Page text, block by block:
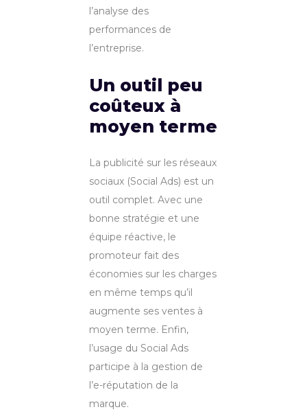
l’analyse des
performances de
l’entreprise.
Un outil peu
coûteux à
moyen terme
La publicité sur les réseaux
sociaux (Social Ads) est un
outil complet. Avec une
bonne stratégie et une
équipe réactive, le
promoteur fait des
économies sur les charges
en même temps qu’il
augmente ses ventes à
moyen terme. Enfin,
l’usage du Social Ads
participe à la gestion de
l’e-réputation de la
marque.